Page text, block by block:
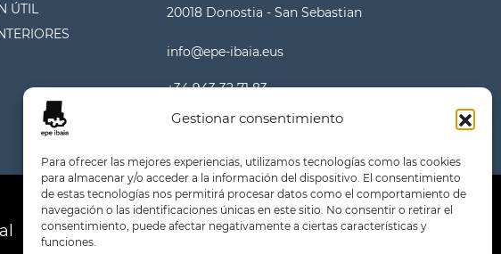
Gestionar consentimiento
Para ofrecer las mejores experiencias, utilizamos tecnologías como las cookies
para almacenar y/o acceder a la información del dispositivo. El consentimiento
de estas tecnologías nos permitirá procesar datos como el comportamiento de
navegación o las identificaciones únicas en este sitio. No consentir o retirar el
consentimiento, puede afectar negativamente a ciertas características y
funciones.
ÚTIL
20018 Donostia - San Sebastian
info@epe-ibaia.eus
+34 943 32 71 83
Política de privacidad Política de cookies